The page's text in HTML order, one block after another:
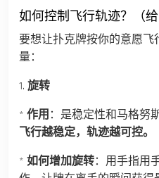
如何控制飞行轨迹？（给
要想让扑克牌按你的意愿
量：
1. 旋转
* 作用：是稳定性和马格努
飞行越稳定，轨迹越可控。
* 如何增加旋转：用手指用